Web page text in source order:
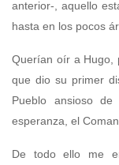
anterior-, aquello
hasta en los pocos
Querían oír a Hugo,
que dio su primer
Pueblo ansioso
esperanza, el
De todo ello me